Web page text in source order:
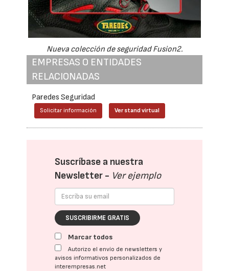
Nueva colección de seguridad Fusion2.
EMPRESAS O ENTIDADES
RELACIONADAS
Paredes Seguridad
Solicitar información Ver stand virtual
Suscríbase a nuestra
Newsletter - Ver ejemplo
SUSCRIBIRME GRATIS
Marcar todos
Autorizo el envío de newsletters y
avisos informativos personalizados de
interempresas.net